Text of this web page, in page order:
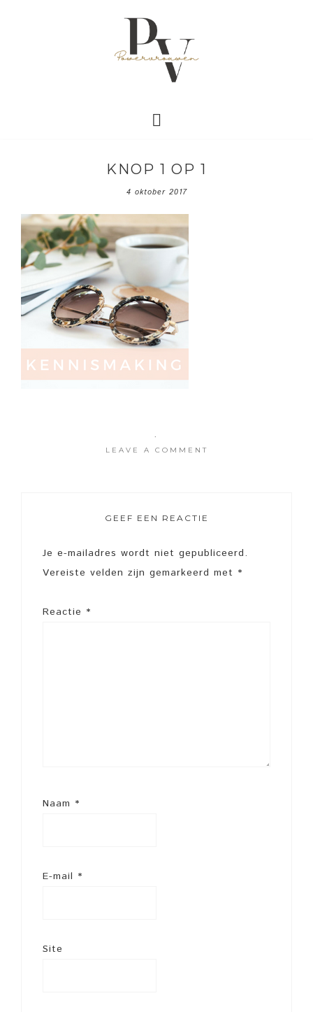
KNOP 1 OP 1
4 oktober 2017
·
LEAVE A COMMENT
GEEF EEN REACTIE
Je e-mailadres wordt niet gepubliceerd.
Vereiste velden zijn gemarkeerd met *
Reactie *
Naam *
E-mail *
Site